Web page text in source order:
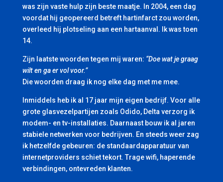
was zijn vaste hulp zijn beste maatje. In 2004, een dag
voordat hij geopereerd betreft hartinfarct zou worden,
overleed hij plotseling aan een hartaanval. Ik was toen
14.
Zijn laatste woorden tegen mij waren: “Doe wat je graag
wilt en ga er vol voor.”
Die woorden draag ik nog elke dag met me mee.
Inmiddels heb ik al 17 jaar mijn eigen bedrijf. Voor alle
grote glasvezelpartijen zoals Odido, Delta verzorg ik
modem- en tv-installaties. Daarnaast bouw ik al jaren
stabiele netwerken voor bedrijven. En steeds weer zag
ik hetzelfde gebeuren: de standaardapparatuur van
internetproviders schiet tekort. Trage wifi, haperende
verbindingen, ontevreden klanten.